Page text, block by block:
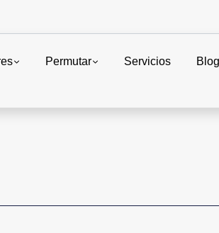
Permutar Servicios Blog